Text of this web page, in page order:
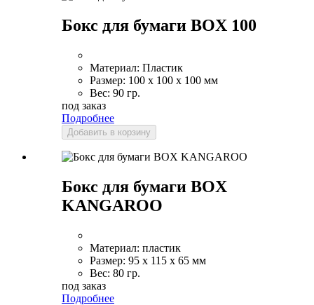
Бокс для бумаги BOX 100
Материал: Пластик
Размер: 100 x 100 x 100 мм
Вес: 90 гр.
под заказ
Подробнее
Добавить в корзину
Бокс для бумаги BOX
KANGAROO
Материал: пластик
Размер: 95 x 115 x 65 мм
Вес: 80 гр.
под заказ
Подробнее